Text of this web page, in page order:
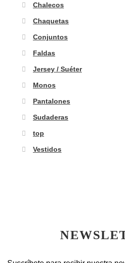
Chalecos
Chaquetas
Conjuntos
Faldas
Jersey / Suéter
Monos
Pantalones
Sudaderas
top
Vestidos